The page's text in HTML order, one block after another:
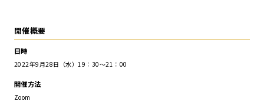
開催概要
日時
2022年9月28日（水）19：30～21：00
開催方法
Zoom